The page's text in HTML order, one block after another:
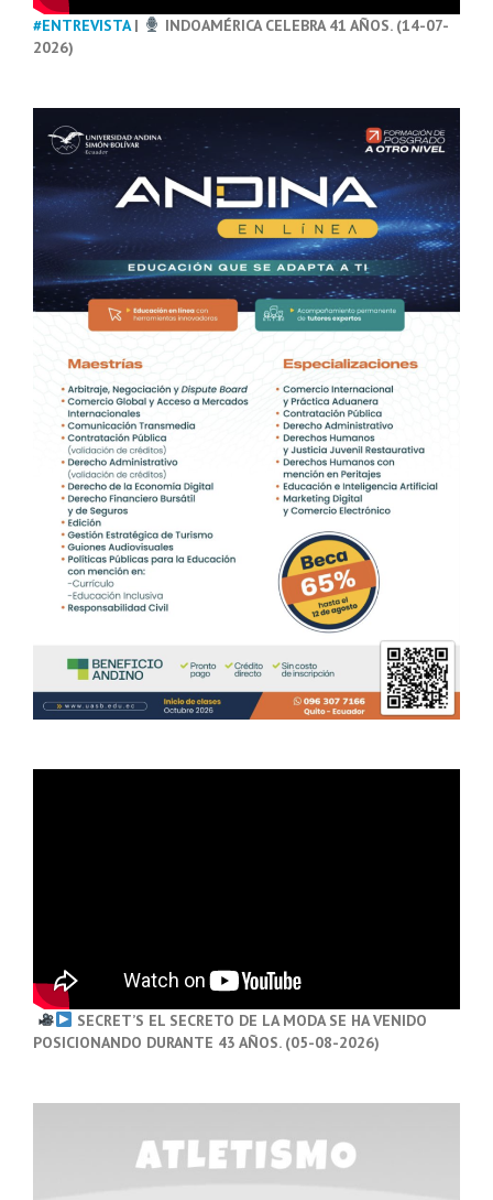
#ENTREVISTA|
INDOAMÉRICA CELEBRA 41 AÑOS. (14-07-
2026)
SECRET’S EL SECRETO DE LA MODA SE HA VENIDO
POSICIONANDO DURANTE 43 AÑOS. (05-08-2026)